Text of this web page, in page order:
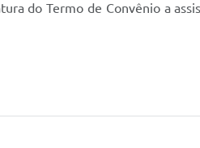
do Termo de Convênio a